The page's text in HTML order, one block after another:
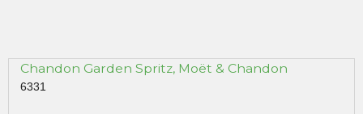
Chandon Garden Spritz, Moët & Chandon
6331